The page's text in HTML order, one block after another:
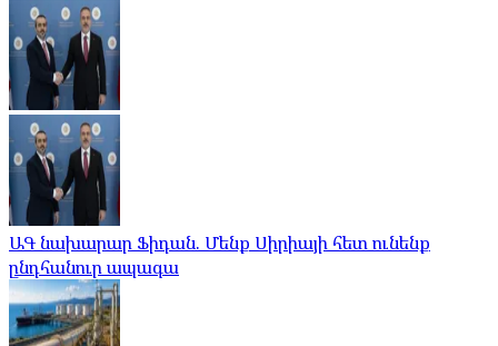
ԱԳ նախարար Ֆիդան. Մենք Սիրիայի հետ ունենք
ընդհանուր ապագա